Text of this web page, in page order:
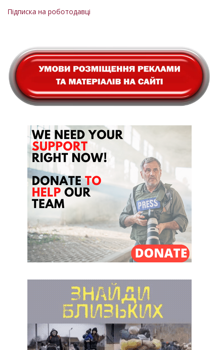
сторінки
Підписка на роботодавці